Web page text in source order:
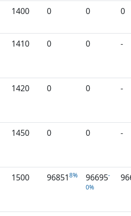
1400 0 0 0
1410 0 0 -
1420 0 0 -
1450 0 0 -
1500 968518% 96695-
0%